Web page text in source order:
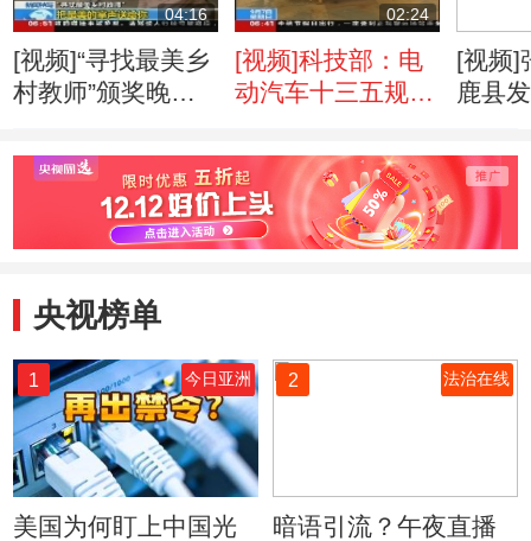
04:16
[视频]“寻找最美乡
村教师”颁奖晚会
02:24
[视频]科技部：电
动汽车十三五规划
[视频]
鹿县
央视榜单
1 今日亚洲
美国为何盯上中国光
2 法治在线
暗语引流？午夜直播